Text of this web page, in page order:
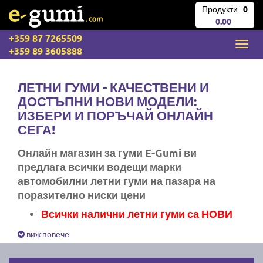
Продукти: 0
0.00
+359 87 7265509
+359 89 3605888
ЛЕТНИ ГУМИ - КАЧЕСТВЕНИ И
ДОСТЪПНИ НОВИ МОДЕЛИ:
ИЗБЕРИ И ПОРЪЧАЙ ОНЛАЙН
СЕГА!
Онлайн магазин за гуми E-Gumi ви
предлага всички водещи марки
автомобилни летни гуми на пазара на
поразително ниски цени
Всички налични летни гуми са НОВИ
Експресна доставка за цяла България
Ние не изпращаме стари гуми
виж повече